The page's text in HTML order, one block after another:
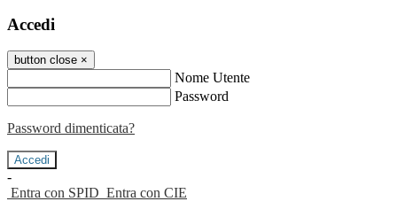
Accedi
button close ×
Nome Utente
Password
Password dimenticata?
-
Entra con SPID Entra con CIE